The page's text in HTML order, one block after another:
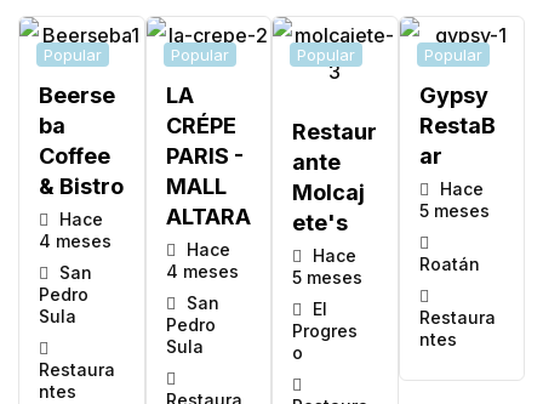
Popular
Beerse
Ba
Coffee
& Bistro
Hace
4 meses
San
Pedro
Sula
Restaura
ntes
Popular
LA
CRÉPE
PARIS -
MALL
ALTARA
Hace
4 meses
San
Pedro
Sula
Restaura
Popular
Restaur
Ante
Molcaj
Ete's
Hace
5 meses
El
Progres
o
Popular
Gypsy
RestaB
Ar
Hace
5 meses
Roatán
Restaura
ntes